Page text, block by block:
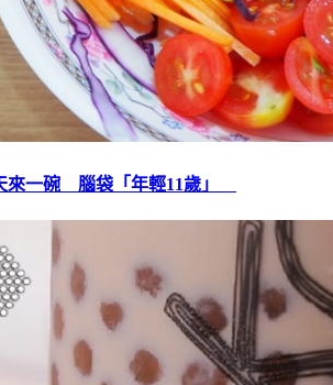
來一碗 腦袋「年輕11歲」